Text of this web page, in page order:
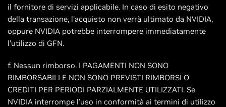
il fornitore di servizi applicabile. In caso di esito negativo
della transazione, l'acquisto non verrà ultimato da NVIDIA,
oppure NVIDIA potrebbe interrompere immediatamente
l'utilizzo di GFN.
f. Nessun rimborso. I PAGAMENTI NON SONO
RIMBORSABILI E NON SONO PREVISTI RIMBORSI O
CREDITI PER PERIODI PARZIALMENTE UTILIZZATI. Se
NVIDIA interrompe l'uso in conformità ai termini di utilizzo